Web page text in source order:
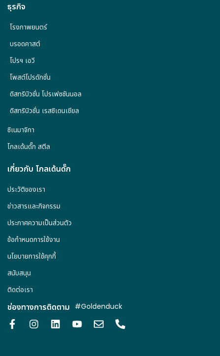
ธุรกิจ
ดิสทริบิวชั่น เรสซิเดนเชียล
ดิสทริบิวชั่น โปรเฟซชันนอล
โพสต์โปรดักชั่น
โปรฯ เอวี
บรอดคาสต์
โรงภาพยนตร์
ซิเนมาจิกา
โกลเด้นดั๊ก สตีล
เกี่ยวกับ โกลเด้นดั๊ก
ประวัติของเรา
ข่าวสารและกิจกรรม
ประกาศความเป็นส่วนตัว
ข้อกำหนดการใช้งาน
นโยบายการใช้คุกกี้
สนับสนุน
ติดต่อเรา
ช่องทางการติดตาม #Goldenduck